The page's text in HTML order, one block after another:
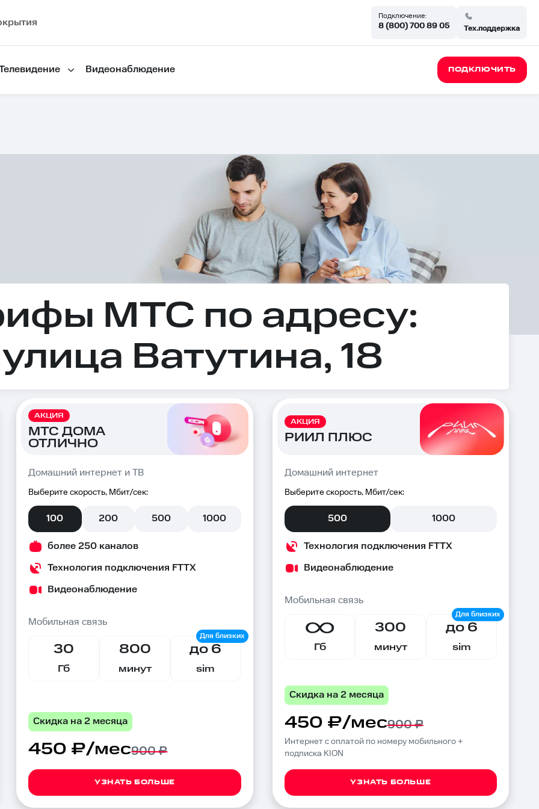
Подключение:
8 (800) 700 89 05 Тех.поддержка
Видеонаблюдение ПОДКЛЮЧИТЬ
МТС по адресу:
Ватутина, 18
АКЦИЯ
МТС ДОМА
ОТЛИЧНО
Домашний интернет и ТВ
Выберите скорость, Мбит/сек:
100 200 500 1000
более 250 каналов
Технология подключения FTTX
Видеонаблюдение
Мобильная связь
30
Гб
800
минут
до 6
sim
Скидка на 2 месяца
450 ₽/мес900 ₽
УЗНАТЬ БОЛЬШЕ
АКЦИЯ
РИИЛ ПЛЮС
Домашний интернет
Выберите скорость, Мбит/сек:
500 1000
Технология подключения FTTX
Видеонаблюдение
Мобильная связь
Гб
300
минут
до 6
sim
Скидка на 2 месяца
450 ₽/мес900 ₽
Интернет с оплатой по номеру мобильного +
подписка KION
УЗНАТЬ БОЛЬШЕ